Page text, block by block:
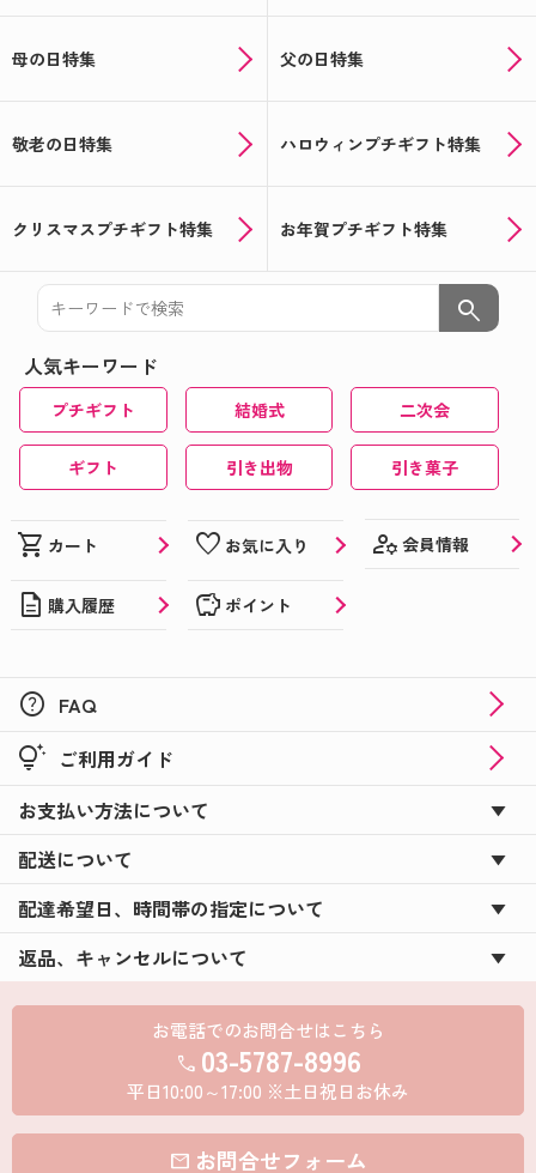
母の日特集 父の日特集
敬老の日特集 ハロウィンプチギフト特集
クリスマスプチギフト特集 お年賀プチギフト特集
search
人気キーワード
プチギフト 結婚式 二次会
ギフト 引き出物 引き菓子
shopping_cart カート favorite お気に入り manage_accounts 会員情報
description 購入履歴 savings ポイント
help FAQ
tips_and_updates ご利用ガイド
お支払い方法について
配送について
配達希望日、時間帯の指定について
返品、キャンセルについて
お電話でのお問合せはこちら
call 03-5787-8996
平日10:00～17:00 ※土日祝日お休み
mail お問合せフォーム